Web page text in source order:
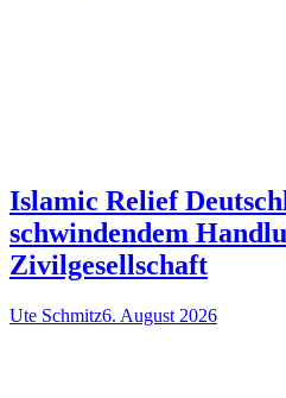
Islamic Relief
schwindendem
Zivilgesellschaft
Ute Schmitz6. August 2026